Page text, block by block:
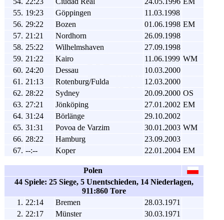
55. 19:23 Göppingen
11.03.1998
56. 29:22 Bozen 01.06.1998 EM
57. 21:21 Nordhorn
26.09.1998
58. 25:22 Wilhelmshaven
27.09.1998
59. 21:22 Kairo 11.06.1999 WM
60. 24:20 Dessau
10.03.2000
61. 21:13 Rotenburg/Fulda
12.03.2000
62. 28:22 Sydney 20.09.2000 OS
63. 27:21 Jönköping 27.01.2002 EM
64. 31:24 Börlänge
29.10.2002
65. 31:31 Povoa de Varzim 30.01.2003 WM
66. 28:22 Hamburg
23.09.2003
67. --:-- Koper 22.01.2004 EM
Polen
44 Spiele: 25 Siege, 5 Unentschieden, 14 Niederlagen,
911:860 Tore
1. 22:14 Bremen
28.03.1971
2. 22:17 Münster
30.03.1971